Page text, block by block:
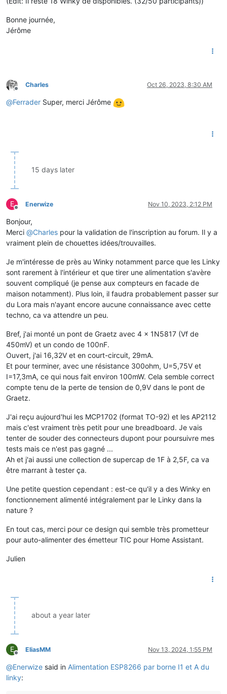
Bonne journée,
Jérôme
Offline
Charles Oct 26, 2023, 8:30 AM
@Ferrader Super, merci Jérôme
15 days later
E
Offline
Enerwize Nov 10, 2023, 2:12 PM
Bonjour,
Merci @Charles pour la validation de l'inscription au forum. Il y a
vraiment plein de chouettes idées/trouvailles.
Je m'intéresse de près au Winky notamment parce que les Linky
sont rarement à l'intérieur et que tirer une alimentation s'avère
souvent compliqué (je pense aux compteurs en facade de
maison notamment). Plus loin, il faudra probablement passer sur
du Lora mais n'ayant encore aucune connaissance avec cette
techno, ca va attendre un peu.
Bref, j'ai monté un pont de Graetz avec 4 x 1N5817 (Vf de
450mV) et un condo de 100nF.
Ouvert, j'ai 16,32V et en court-circuit, 29mA.
Et pour terminer, avec une résistance 300ohm, U=5,75V et
I=17,3mA, ce qui nous fait environ 100mW. Cela semble correct
compte tenu de la perte de tension de 0,9V dans le pont de
Graetz.
J'ai reçu aujourd'hui les MCP1702 (format TO-92) et les AP2112
mais c'est vraiment très petit pour une breadboard. Je vais
tenter de souder des connecteurs dupont pour poursuivre mes
tests mais ce n'est pas gagné ...
Ah et j'ai aussi une collection de supercap de 1F à 2,5F, ca va
être marrant à tester ça.
Une petite question cependant : est-ce qu'il y a des Winky en
fonctionnement alimenté intégralement par le Linky dans la
nature ?
En tout cas, merci pour ce design qui semble très prometteur
pour auto-alimenter des émetteur TIC pour Home Assistant.
Julien
about a year later
E
Offline
EliasMM Nov 13, 2024, 1:55 PM
@Enerwize said in Alimentation ESP8266 par borne I1 et A du
linky: